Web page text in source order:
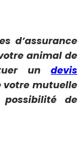
d’assurance
animal de
un devis
mutuelle
de